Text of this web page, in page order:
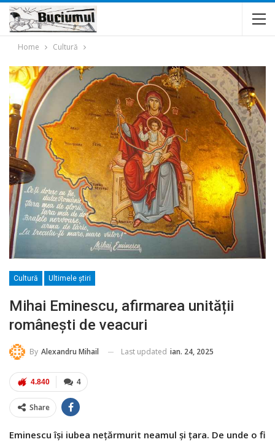
Home Cultură
Cultură Ultimele ştiri
Mihai Eminescu, afirmarea unității
românești de veacuri
By Alexandru Mihail Last updated ian. 24, 2025
4
4.840
Share
Eminescu își iubea nețărmurit neamul și țara. De unde o fi